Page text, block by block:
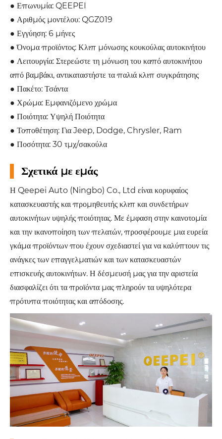
● Επωνυμία: QEEPEI
● Αριθμός μοντέλου: QGZ019
● Εγγύηση: 6 μήνες
● Όνομα προϊόντος: Κλιπ μόνωσης κουκούλας αυτοκινήτου
● Λειτουργία: Στερεώστε τη μόνωση του καπό αυτοκινήτου
από βαμβάκι, αντικαταστήστε τα παλιά κλιπ συγκράτησης
● Πακέτο: Τσάντα
● Χρώμα: Εμφανιζόμενο χρώμα
● Ποιότητα: Υψηλή Ποιότητα
● Τοποθέτηση: Για Jeep, Dodge, Chrysler, Ram
● Ποσότητα: 30 τμχ/σακούλα
Σχετικά με εμάς
Η Qeepei Auto (Ningbo) Co., Ltd είναι κορυφαίος
κατασκευαστής και προμηθευτής κλιπ και συνδετήρων
αυτοκινήτων υψηλής ποιότητας. Με έμφαση στην καινοτομία
και την ικανοποίηση των πελατών, προσφέρουμε μια ευρεία
γκάμα προϊόντων που έχουν σχεδιαστεί για να καλύπτουν τις
ανάγκες των επαγγελματιών και των κατασκευαστών
επισκευής αυτοκινήτων. Η δέσμευσή μας για την αριστεία
διασφαλίζει ότι τα προϊόντα μας πληρούν τα υψηλότερα
πρότυπα ποιότητας και απόδοσης.